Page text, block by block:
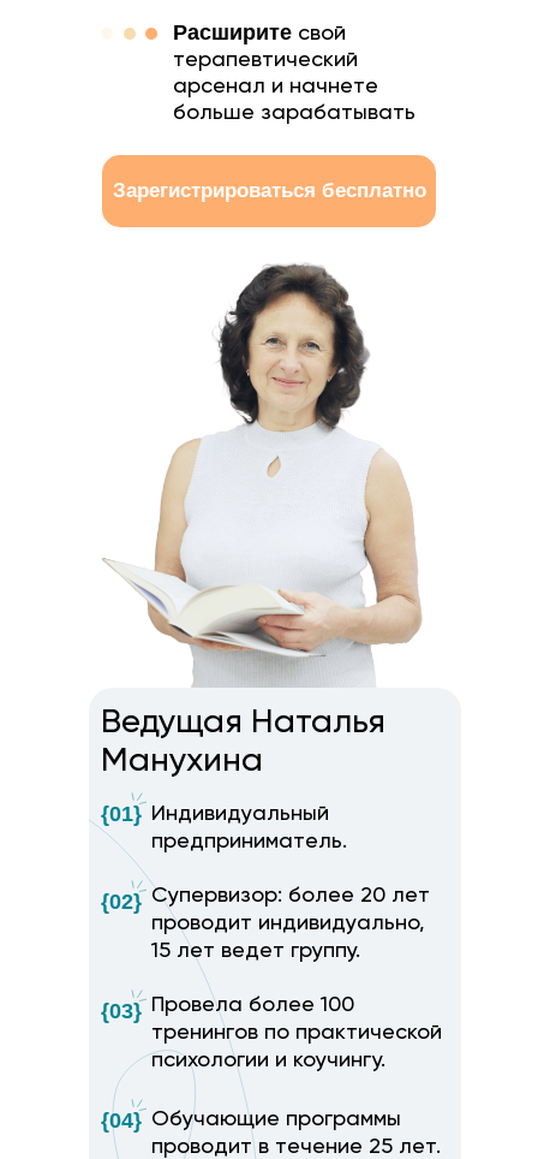
Расширите свой
терапевтический
арсенал и начнете
больше зарабатывать
Зарегистрироваться бесплатно
Ведущая Наталья
Манухина
{01} Индивидуальный
предприниматель.
{02} Супервизор: более 20 лет
проводит индивидуально,
15 лет ведет группу.
{03} Провела более 100
тренингов по практической
психологии и коучингу.
{04} Обучающие программы
проводит в течение 25 лет.